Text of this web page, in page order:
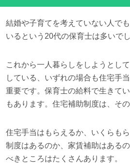
結婚や子育てを考えていない人で
いるという20代の保育士は多いでし
これから一人暮らしをしようとし
している、いずれの場合も住宅手
重要です。保育士の給料で生きて
もあります。住宅補助制度は、そ
住宅手当はもらえるか、いくらも
制度はあるのか、家賃補助はある
べきところはたくさんあります。